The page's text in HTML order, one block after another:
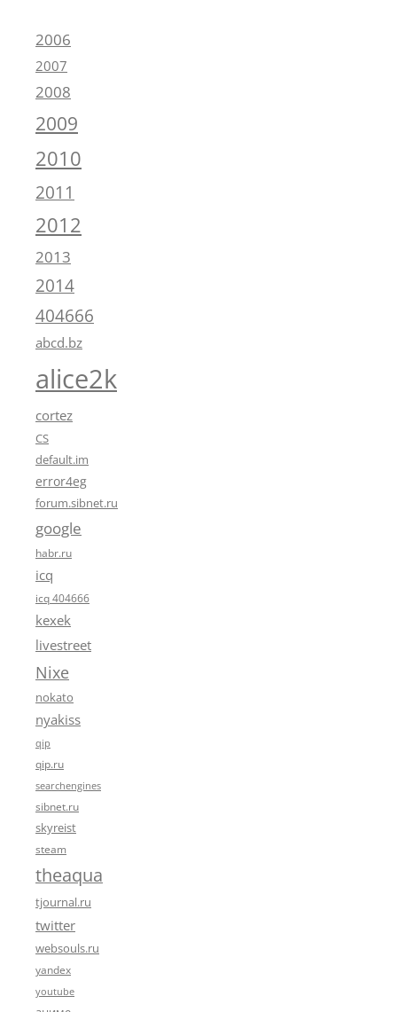
2006
2007
2008
2009
2010
2011
2012
2013
2014
404666
abcd.bz
alice2k
cortez
CS
default.im
error4eg
forum.sibnet.ru
google
habr.ru
icq
icq 404666
kexek
livestreet
Nixe
nokato
nyakiss
qip
qip.ru
searchengines
sibnet.ru
skyreist
steam
theaqua
tjournal.ru
twitter
websouls.ru
yandex
youtube